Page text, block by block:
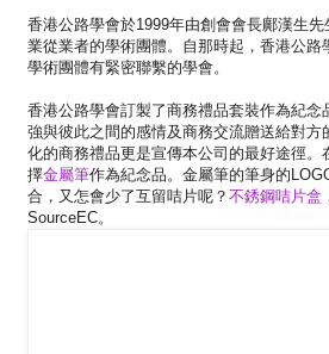
香港公路學會於1999年由創會會長鄺漢生
業從業者的學術團體。自那時起，香港公
學術團體有緊密聯繫的學會。
香港公路學會訂製了商務禮品套裝作為紀
強與彼此之間的感情及商務交流贈送給對
化的商務禮品更是宣傳本公司的最好途徑
擇金屬筆作為紀念品。金屬筆的筆身的
合，又怎會少了互留咭片呢？ 不銹鋼咭片盒
SourceEC。